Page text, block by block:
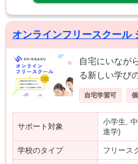
オンラインフリースクール
自宅にいなが
る新しい学び
自宅学習可
サポート対象
小学生,
進学)
学校のタイプ フリース